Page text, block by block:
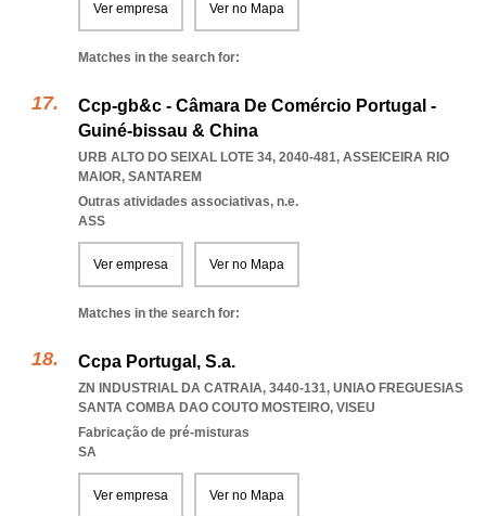
Ver empresa Ver no Mapa
Matches in the search for:
Ccp-gb&c - Câmara De Comércio Portugal -
Guiné-bissau & China
URB ALTO DO SEIXAL LOTE 34, 2040-481, ASSEICEIRA RIO
MAIOR, SANTAREM
Outras atividades associativas, n.e.
ASS
Ver empresa Ver no Mapa
Matches in the search for:
Ccpa Portugal, S.a.
ZN INDUSTRIAL DA CATRAIA, 3440-131, UNIAO FREGUESIAS
SANTA COMBA DAO COUTO MOSTEIRO, VISEU
Fabricação de pré-misturas
SA
Ver empresa Ver no Mapa